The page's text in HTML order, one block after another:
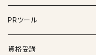
PRツール
資格受講